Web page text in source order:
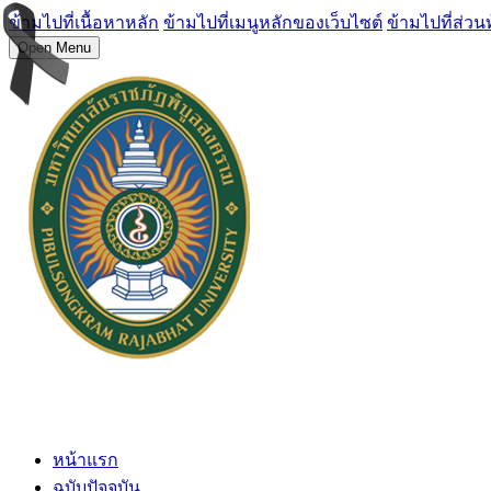
ข้ามไปที่เนื้อหาหลัก ข้ามไปที่เมนูหลักของเว็บไซต์ ข้ามไปที่ส่วน
Open Menu
หน้าแรก
ฉบับปัจจุบัน